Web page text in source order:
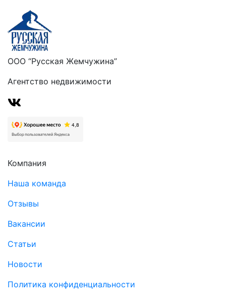
ООО “Русская Жемчужина”
Агентство недвижимости
Компания
Наша команда
Отзывы
Вакансии
Статьи
Новости
Политика конфиденциальности